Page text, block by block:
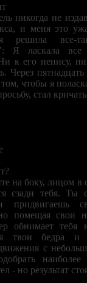
никогда не
и меня это
решила все-
Я ласкала
к его пенису,
Через
чтобы я
стал
на боку, лицом в
сзади тебя. Ты
придвигаешь
помещая свои
обнимает
твои бедра и
с
- но результат